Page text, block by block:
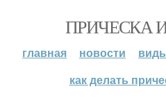
ПРИЧЕСКА
главная новости
как делать